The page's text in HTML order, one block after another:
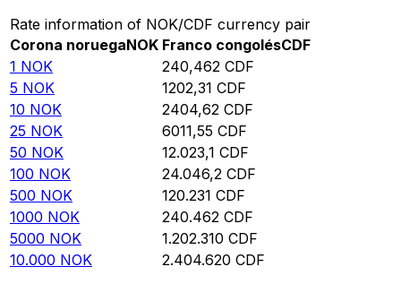
Rate information of NOK/CDF currency pair
Corona noruegaNOK Franco congolésCDF
1 NOK 240,462 CDF
5 NOK 1202,31 CDF
10 NOK 2404,62 CDF
25 NOK 6011,55 CDF
50 NOK 12.023,1 CDF
100 NOK 24.046,2 CDF
500 NOK 120.231 CDF
1000 NOK 240.462 CDF
5000 NOK 1.202.310 CDF
10.000 NOK 2.404.620 CDF